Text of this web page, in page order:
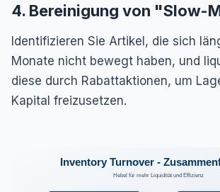
4. Bereinigung von "Slow-
Identifizieren Sie Artikel, die sich
Monate nicht bewegt haben, und
diese durch Rabattaktionen, um
Kapital freizusetzen.
Inventory Turnover -
Hebel für mehr Liquidität und Effizienz